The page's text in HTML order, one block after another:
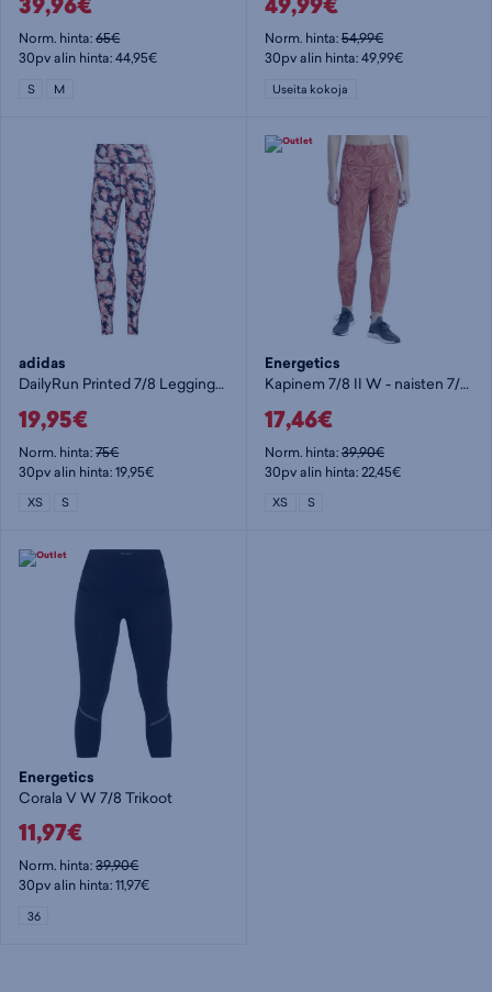
Norm. hinta:65€
30pv alin hinta: 44,95€
S M
Norm. hinta:54,99€
30pv alin hinta: 49,99€
Useita kokoja
adidas
DailyRun Printed 7/8 Leggings - naisten 7/8 trikoot
19,95€
Norm. hinta:75€
30pv alin hinta: 19,95€
XS S
Energetics
Kapinem 7/8 II W - naisten 7/8 trikoot
17,46€
Norm. hinta:39,90€
30pv alin hinta: 22,45€
XS S
Energetics
Corala V W 7/8 Trikoot
11,97€
Norm. hinta:39,90€
30pv alin hinta: 11,97€
36